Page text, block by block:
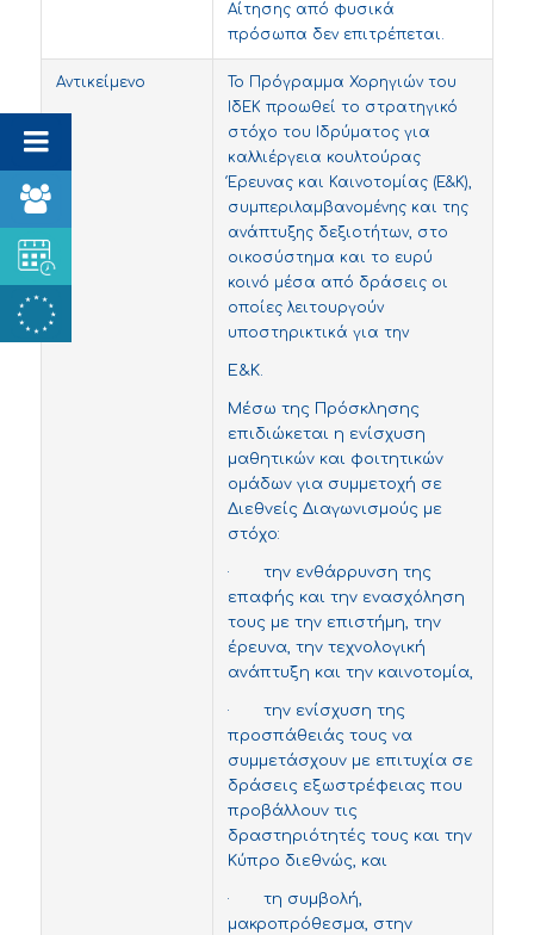
Αίτησης από φυσικά
πρόσωπα δεν επιτρέπεται.
Αντικείμενο
Το Πρόγραμμα Χορηγιών του
ΙδΕΚ προωθεί το στρατηγικό
στόχο του Ιδρύματος για
καλλιέργεια κουλτούρας
Έρευνας και Καινοτομίας (Ε&Κ),
συμπεριλαμβανομένης και της
ανάπτυξης δεξιοτήτων, στο
οικοσύστημα και το ευρύ
κοινό μέσα από δράσεις οι
οποίες λειτουργούν
υποστηρικτικά για την
Ε&Κ.
Μέσω της Πρόσκλησης
επιδιώκεται η ενίσχυση
μαθητικών και φοιτητικών
ομάδων για συμμετοχή σε
Διεθνείς Διαγωνισμούς με
στόχο:
· την ενθάρρυνση της
επαφής και την ενασχόληση
τους με την επιστήμη, την
έρευνα, την τεχνολογική
ανάπτυξη και την καινοτομία,
· την ενίσχυση της
προσπάθειάς τους να
συμμετάσχουν με επιτυχία σε
δράσεις εξωστρέφειας που
προβάλλουν τις
δραστηριότητές τους και την
Κύπρο διεθνώς, και
· τη συμβολή,
μακροπρόθεσμα, στην